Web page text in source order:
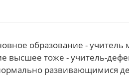
образование - учитель
высшее тоже - учитель-
развивающимися